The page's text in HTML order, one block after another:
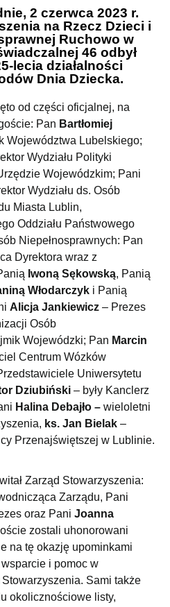
2 czerwca 2023 r.
na Rzecz Dzieci i
Ruchowo w
46 odbył
lecia działalności
Dnia Dziecka.
od części oficjalnej, na
Pan Bartłomiej
Województwa Lubelskiego;
Wydziału Polityki
Wojewódzkim; Pani
Wydziału ds. Osób
Miasta Lublin,
Oddziału Państwowego
Niepełnosprawnych: Pan
Dyrektora wraz z
Iwoną Sękowską, Panią
Włodarczyk i Panią
Alicja Jankiewicz – Prezes
Osób
Wojewódzki; Pan Marcin
Centrum Wózków
Uniwersytetu
Dziubiński – były Kanclerz
Halina Debajło – wieloletni
ks. Jan Bielak –
Przenajświętszej w Lublinie.
Zarząd Stowarzyszenia:
Zarządu, Pani
oraz Pani Joanna
zostali uhonorowani
na tę okazję upominkami
i pomoc w
Sami także
okolicznościowe listy,